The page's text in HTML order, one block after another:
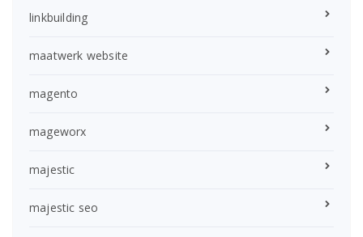
linkbuilding
maatwerk website
magento
mageworx
majestic
majestic seo